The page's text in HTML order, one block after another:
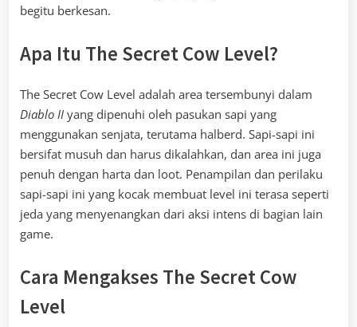
begitu berkesan.
Apa Itu The Secret Cow Level?
The Secret Cow Level adalah area tersembunyi dalam
Diablo II yang dipenuhi oleh pasukan sapi yang
menggunakan senjata, terutama halberd. Sapi-sapi ini
bersifat musuh dan harus dikalahkan, dan area ini juga
penuh dengan harta dan loot. Penampilan dan perilaku
sapi-sapi ini yang kocak membuat level ini terasa seperti
jeda yang menyenangkan dari aksi intens di bagian lain
game.
Cara Mengakses The Secret Cow
Level